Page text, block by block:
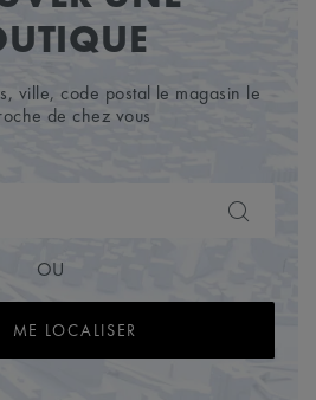
ville, code postal le magasin le
de chez vous
OU
ME LOCALISER